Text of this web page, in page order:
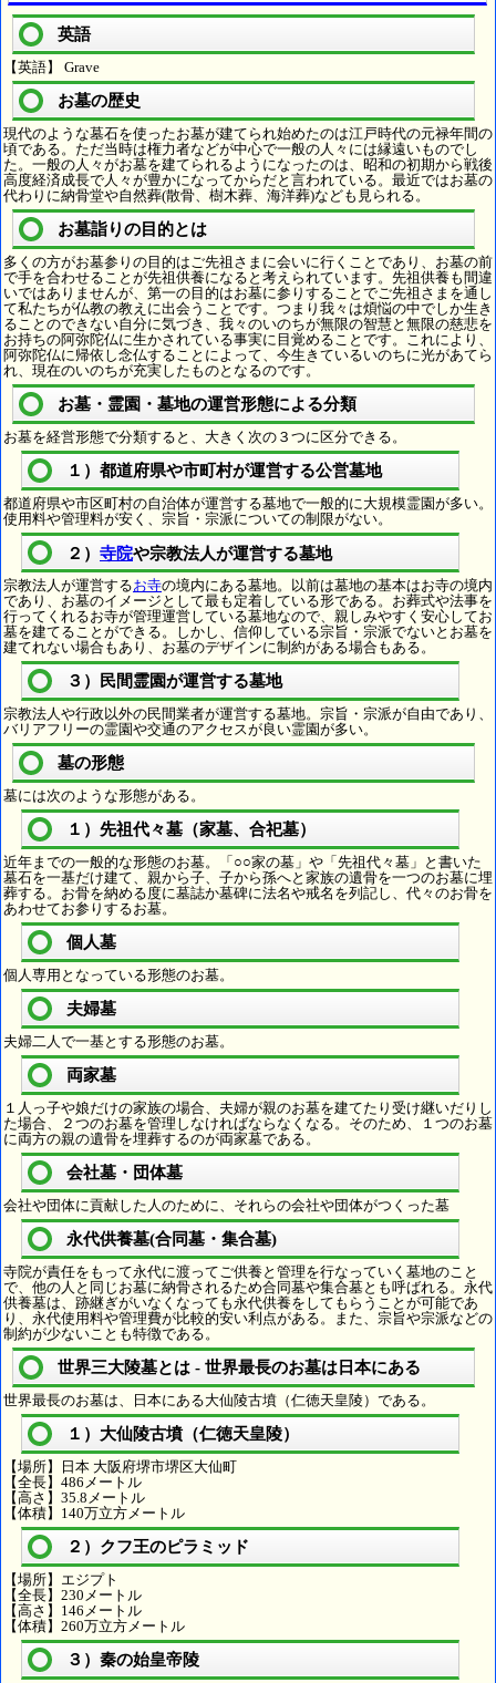
英語
【英語】 Grave
お墓の歴史
現代のような墓石を使ったお墓が建てられ始めたのは江戸時代の元禄年間の
頃である。ただ当時は権力者などが中心で一般の人々には縁遠いものでし
た。一般の人々がお墓を建てられるようになったのは、昭和の初期から戦後
高度経済成長で人々が豊かになってからだと言われている。最近ではお墓の
代わりに納骨堂や自然葬(散骨、樹木葬、海洋葬)なども見られる。
お墓詣りの目的とは
多くの方がお墓参りの目的はご先祖さまに会いに行くことであり、お墓の前
で手を合わせることが先祖供養になると考えられています。先祖供養も間違
いではありませんが、第一の目的はお墓に参りすることでご先祖さまを通し
て私たちが仏教の教えに出会うことです。つまり我々は煩悩の中でしか生き
ることのできない自分に気づき、我々のいのちが無限の智慧と無限の慈悲を
お持ちの阿弥陀仏に生かされている事実に目覚めることです。これにより、
阿弥陀仏に帰依し念仏することによって、今生きているいのちに光があてら
れ、現在のいのちが充実したものとなるのです。
お墓・霊園・墓地の運営形態による分類
お墓を経営形態で分類すると、大きく次の３つに区分できる。
１）都道府県や市町村が運営する公営墓地
都道府県や市区町村の自治体が運営する墓地で一般的に大規模霊園が多い。
使用料や管理料が安く、宗旨・宗派についての制限がない。
２） 寺院や宗教法人が運営する墓地
宗教法人が運営するお寺の境内にある墓地。以前は墓地の基本はお寺の境内
であり、お墓のイメージとして最も定着している形である。お葬式や法事を
行ってくれるお寺が管理運営している墓地なので、親しみやすく安心してお
墓を建てることができる。しかし、信仰している宗旨・宗派でないとお墓を
建てれない場合もあり、お墓のデザインに制約がある場合もある。
３）民間霊園が運営する墓地
宗教法人や行政以外の民間業者が運営する墓地。宗旨・宗派が自由であり、
バリアフリーの霊園や交通のアクセスが良い霊園が多い。
墓の形態
墓には次のような形態がある。
１）先祖代々墓（家墓、合祀墓）
近年までの一般的な形態のお墓。「○○家の墓」や「先祖代々墓」と書いた
墓石を一基だけ建て、親から子、子から孫へと家族の遺骨を一つのお墓に埋
葬する。お骨を納める度に墓誌か墓碑に法名や戒名を列記し、代々のお骨を
あわせてお参りするお墓。
個人墓
個人専用となっている形態のお墓。
夫婦墓
夫婦二人で一基とする形態のお墓。
両家墓
１人っ子や娘だけの家族の場合、夫婦が親のお墓を建てたり受け継いだりし
た場合、２つのお墓を管理しなければならなくなる。そのため、１つのお墓
に両方の親の遺骨を埋葬するのが両家墓である。
会社墓・団体墓
会社や団体に貢献した人のために、それらの会社や団体がつくった墓
永代供養墓(合同墓・集合墓)
寺院が責任をもって永代に渡ってご供養と管理を行なっていく墓地のこと
で、他の人と同じお墓に納骨されるため合同墓や集合墓とも呼ばれる。永代
供養墓は、跡継ぎがいなくなっても永代供養をしてもらうことが可能であ
り、永代使用料や管理費が比較的安い利点がある。また、宗旨や宗派などの
制約が少ないことも特徴である。
世界三大陵墓とは - 世界最長のお墓は日本にある
世界最長のお墓は、日本にある大仙陵古墳（仁徳天皇陵）である。
１）大仙陵古墳（仁徳天皇陵）
【場所】日本 大阪府堺市堺区大仙町
【全長】486メートル
【高さ】35.8メートル
【体積】140万立方メートル
２）クフ王のピラミッド
【場所】エジプト
【全長】230メートル
【高さ】146メートル
【体積】260万立方メートル
３）秦の始皇帝陵